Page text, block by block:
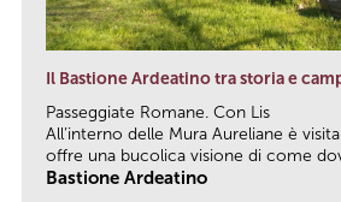
Il Bastione Ardeatino tra storia e
Passeggiate Romane. Con Lis
All’interno delle Mura Aureliane è
offre una bucolica visione di come
Bastione Ardeatino